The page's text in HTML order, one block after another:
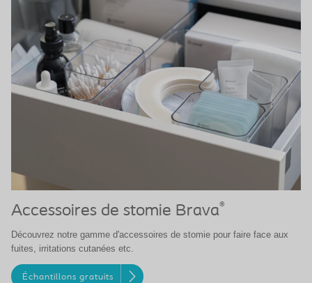
Accessoires de stomie Brava®
Découvrez notre gamme d'accessoires de stomie pour faire face aux
fuites, irritations cutanées etc.
Échantillons gratuits